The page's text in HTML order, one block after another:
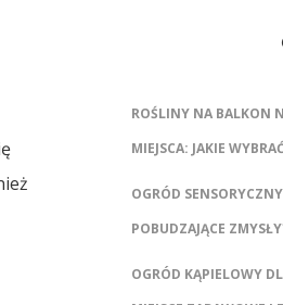
ROŚLINY NA BALKON
MIEJSCA: JAKIE
OGRÓD
POBUDZAJĄCE
OGRÓD KĄPIELOWY